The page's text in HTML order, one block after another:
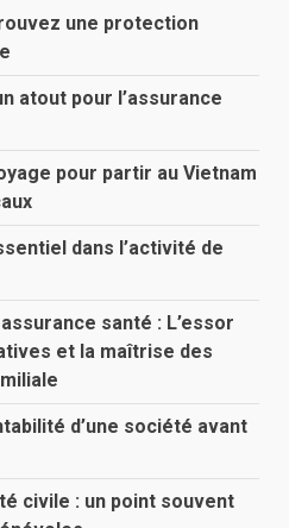
une protection
atout pour l’assurance
pour partir au Vietnam
dans l’activité de
santé : L’essor
et la maîtrise des
d’une société avant
civile : un point souvent